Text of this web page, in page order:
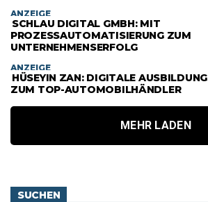
ANZEIGE
SCHLAU DIGITAL GMBH: MIT
PROZESSAUTOMATISIERUNG ZUM
UNTERNEHMENSERFOLG
ANZEIGE
HÜSEYIN ZAN: DIGITALE AUSBILDUNG
ZUM TOP-AUTOMOBILHÄNDLER
MEHR LADEN
SUCHEN